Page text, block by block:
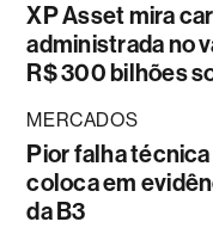
XP Asset mira
administrada no
R$ 300 bilhões
MERCADOS
Pior falha
coloca em
da B3